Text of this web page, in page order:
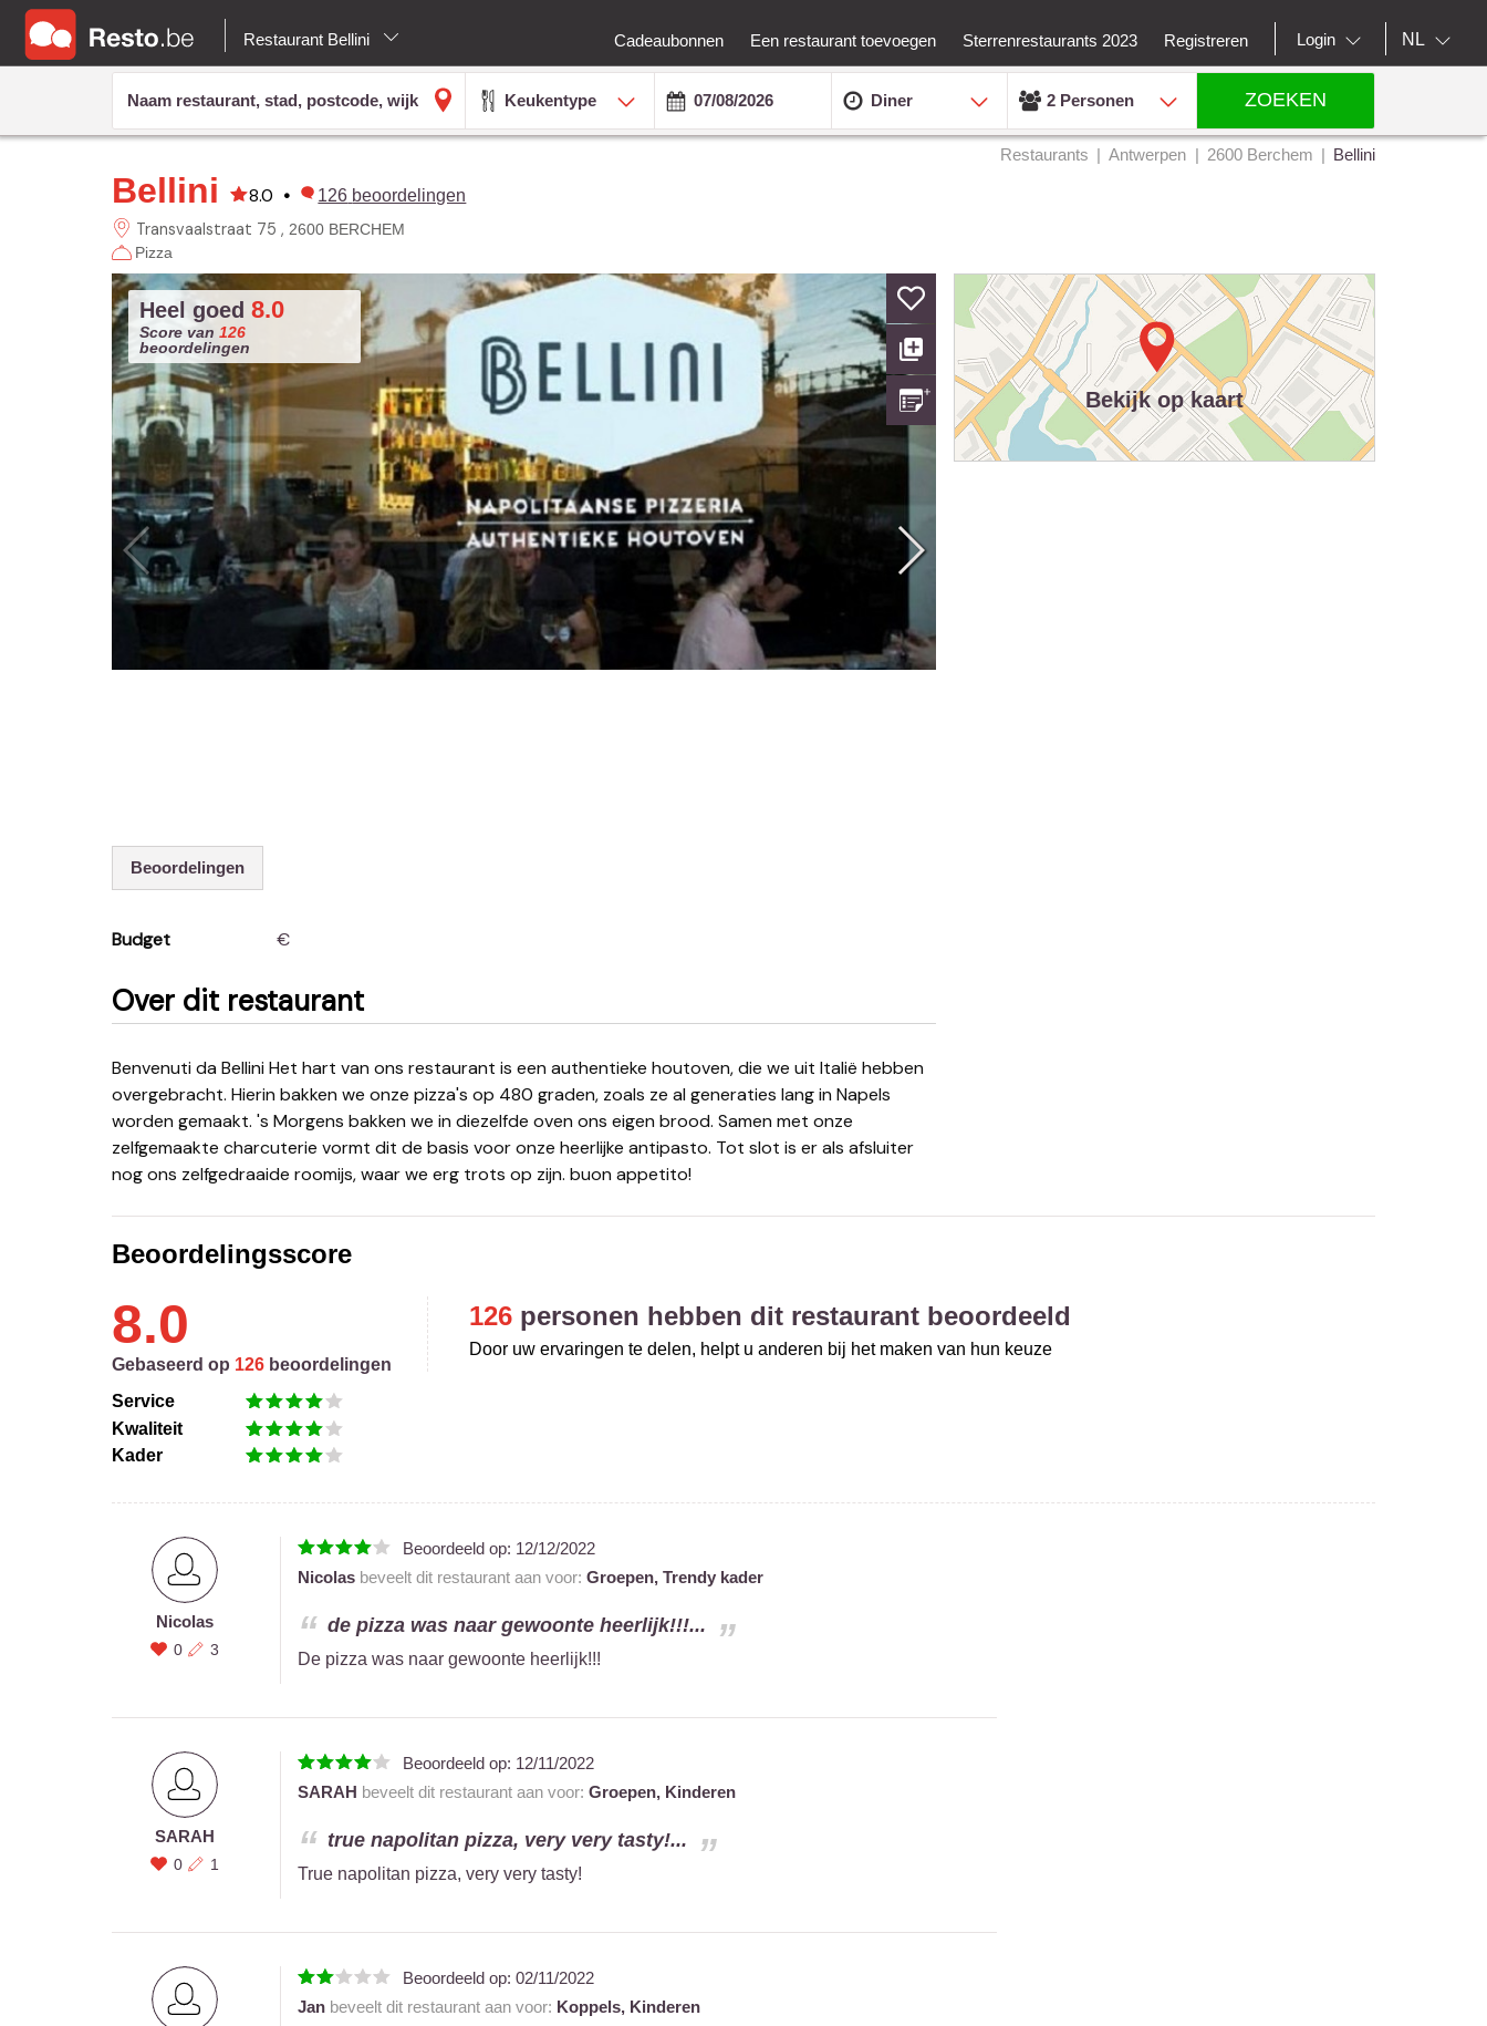
Restaurant Bellini Cadeaubonnen Een restaurant toevoegen Sterrenrestaurants 2023 Registreren Login NL
Keukentype Diner 2 Personen ZOEKEN
Restaurants Antwerpen 2600 Berchem Bellini
Bellini 8.0 • 126 beoordelingen
Transvaalstraat 75
2600 BERCHEM
Pizza
Heel goed 8.0
Score van 126
beoordelingen
Beoordelingen
Budget €
Over dit restaurant
Benvenuti da Bellini Het hart van ons restaurant is een authentieke houtoven, die we uit Italië hebben
overgebracht. Hierin bakken we onze pizza's op 480 graden, zoals ze al generaties lang in Napels
worden gemaakt. 's Morgens bakken we in diezelfde oven ons eigen brood. Samen met onze
zelfgemaakte charcuterie vormt dit de basis voor onze heerlijke antipasto. Tot slot is er als afsluiter
nog ons zelfgedraaide roomijs, waar we erg trots op zijn. buon appetito!
Bekijk op kaart
Beoordelingsscore
8.0
Gebaseerd op 126 beoordelingen
Service
Kwaliteit
Kader
126 personen hebben dit restaurant beoordeeld
Door uw ervaringen te delen, helpt u anderen bij het maken van hun keuze
Nicolas
0 3
Beoordeeld op: 12/12/2022
Nicolasbeveelt dit restaurant aan voor: Groepen, Trendy kader
de pizza was naar gewoonte heerlijk!!!...
De pizza was naar gewoonte heerlijk!!!
SARAH
0 1
Beoordeeld op: 12/11/2022
SARAH beveelt dit restaurant aan voor: Groepen, Kinderen
true napolitan pizza, very very tasty!...
True napolitan pizza, very very tasty!
Beoordeeld op: 02/11/2022
Janbeveelt dit restaurant aan voor: Koppels, Kinderen